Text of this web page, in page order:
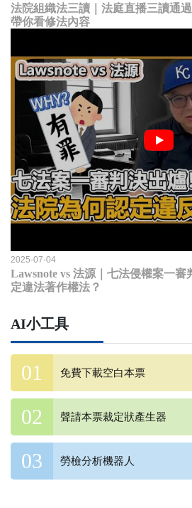
法院組織法三讀｜法庭直播三讀通
帶你看修法內容
2025-07-04
Lawsnote vs 法源｜七法侵權案一
定違法著作權法？
AI小工具
免費下載空白本票
聲請本票裁定狀產生器
勞檢分析機器人